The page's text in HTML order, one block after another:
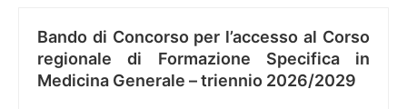
Bando di Concorso per l’accesso al Corso
regionale di Formazione Specifica in
Medicina Generale – triennio 2026/2029